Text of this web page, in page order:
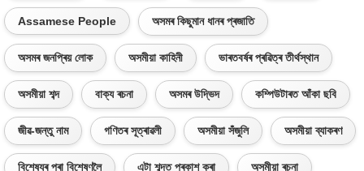
Assamese People অসমৰ কিছুমান ধানৰ প্ৰজাতি
অসমৰ জনপ্ৰিয় লোক অসমীয়া কাহিনী ভাৰতবৰ্ষৰ প্ৰৱিত্ৰ তীৰ্থস্থান
অসমীয়া শব্দ বাক্য ৰচনা অসমৰ উদ্ভিদ কম্পিউটাৰত আঁকা ছবি
জীৱ-জন্তু নাম গণিতৰ সূত্ৰাৱলী অসমীয়া সঁজুলি অসমীয়া ব্যাকৰণ
বিশেষ্যৰ পৰা বিশেষণলৈ এটা শব্দত প্ৰকাশ কৰা অসমীয়া ৰচনা